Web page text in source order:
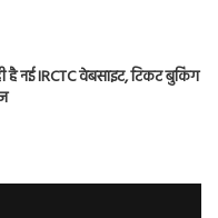
है नई IRCTC वेबसाइट, टिकट बुकिंग